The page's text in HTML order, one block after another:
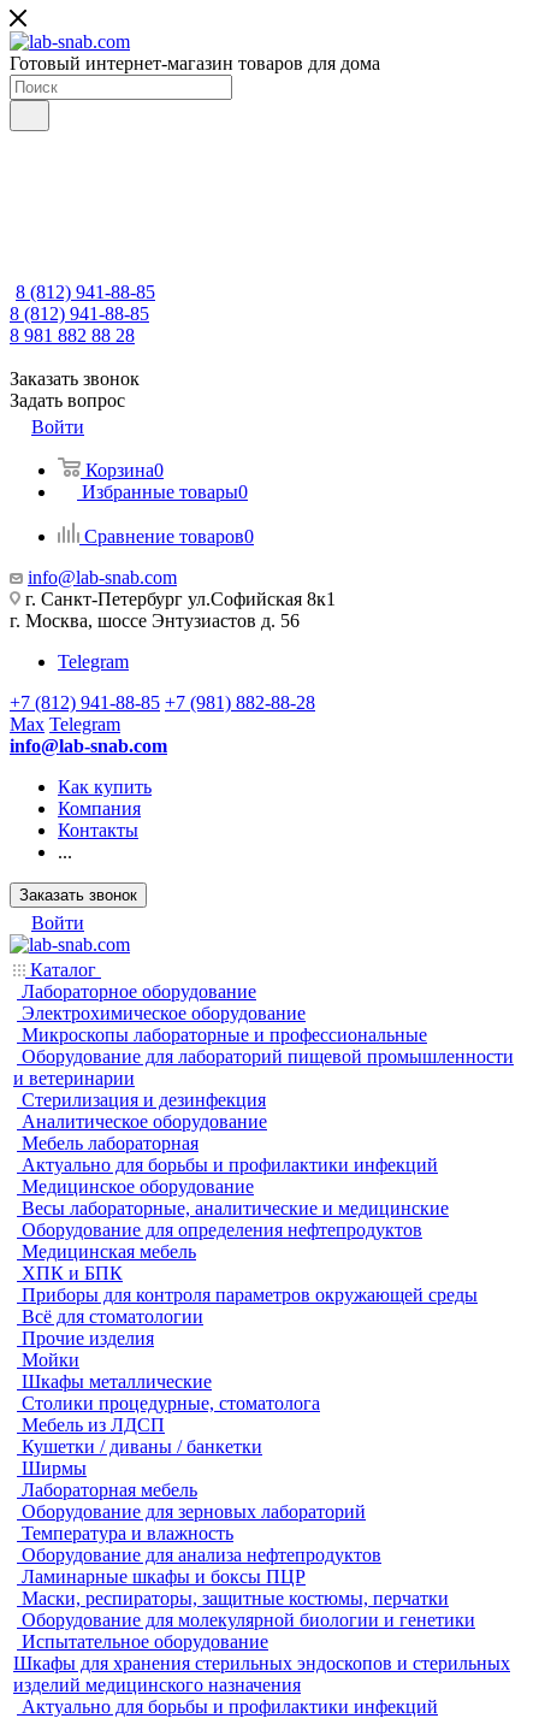
Готовый интернет-магазин товаров для дома
8 (812) 941-88-85
8 (812) 941-88-85
8 981 882 88 28
Заказать звонок
Задать вопрос
Войти
Корзина0
Избранные товары0
Сравнение товаров0
info@lab-snab.com
г. Санкт-Петербург ул.Софийская 8к1
г. Москва, шоссе Энтузиастов д. 56
Telegram
+7 (812) 941-88-85 +7 (981) 882-88-28
Max Telegram
info@lab-snab.com
Как купить
Компания
Контакты
...
Заказать звонок
Войти
Каталог
Лабораторное оборудование
Электрохимическое оборудование
Микроскопы лабораторные и профессиональные
Оборудование для лабораторий пищевой промышленности
и ветеринарии
Стерилизация и дезинфекция
Аналитическое оборудование
Мебель лабораторная
Актуально для борьбы и профилактики инфекций
Медицинское оборудование
Весы лабораторные, аналитические и медицинские
Оборудование для определения нефтепродуктов
Медицинская мебель
ХПК и БПК
Приборы для контроля параметров окружающей среды
Всё для стоматологии
Прочие изделия
Мойки
Шкафы металлические
Столики процедурные, стоматолога
Мебель из ЛДСП
Кушетки / диваны / банкетки
Ширмы
Лабораторная мебель
Оборудование для зерновых лабораторий
Температура и влажность
Оборудование для анализа нефтепродуктов
Ламинарные шкафы и боксы ПЦР
Маски, респираторы, защитные костюмы, перчатки
Оборудование для молекулярной биологии и генетики
Испытательное оборудование
Шкафы для хранения стерильных эндоскопов и стерильных
изделий медицинского назначения
Актуально для борьбы и профилактики инфекций